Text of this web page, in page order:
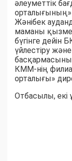
әлеуметтік
орталығының»
Жәнібек
маманы
бүгінге дейін
үйлестіру
КММ-нің
орталығы»
Отбасылы, екі